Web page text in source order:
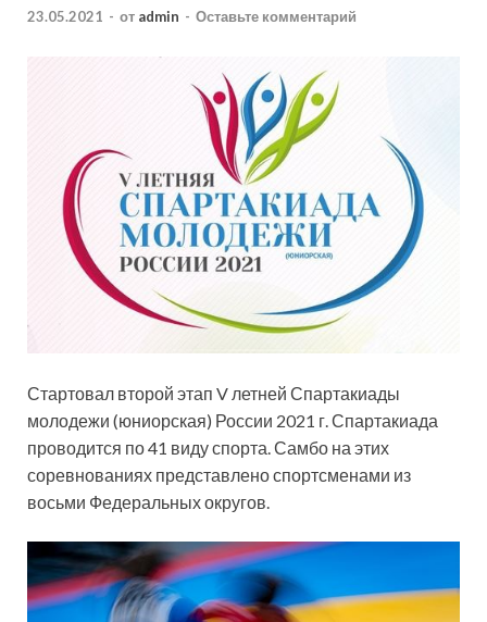
23.05.2021 - от admin - Оставьте комментарий
Стартовал второй этап V летней Спартакиады
молодежи (юниорская) России 2021 г. Спартакиада
проводится по 41 виду спорта. Самбо на этих
соревнованиях представлено спортсменами из
восьми Федеральных округов.